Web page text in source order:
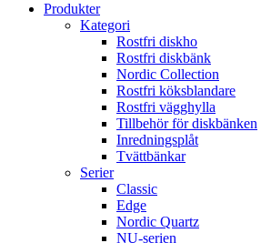
Produkter
Kategori
Rostfri diskho
Rostfri diskbänk
Nordic Collection
Rostfri köksblandare
Rostfri vägghylla
Tillbehör för diskbänken
Inredningsplåt
Tvättbänkar
Serier
Classic
Edge
Nordic Quartz
NU-serien